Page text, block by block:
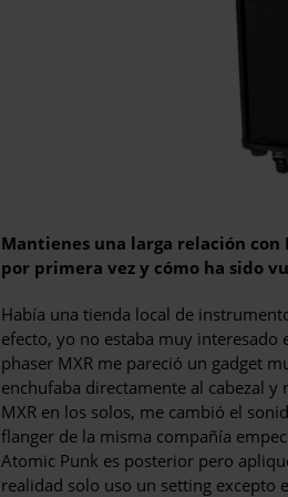
Mantienes una larga relación con
por primera vez y cómo ha sido
Había una tienda local de
efecto, yo no estaba muy
phaser MXR me pareció un gadget
enchufaba directamente al cabezal
MXR en los solos, me cambió el
flanger de la misma compañía
Atomic Punk es posterior pero
realidad solo uso un setting excepto